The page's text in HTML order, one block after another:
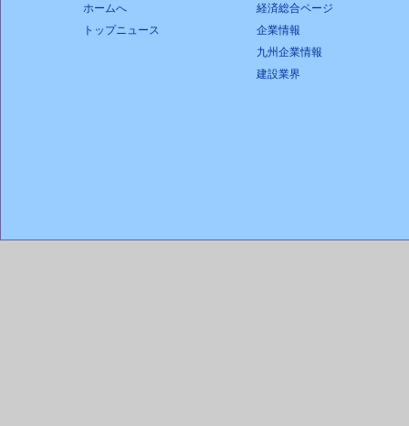
ホームへ
トップニュース
経済総合ページ
企業情報
九州企業情報
建設業界